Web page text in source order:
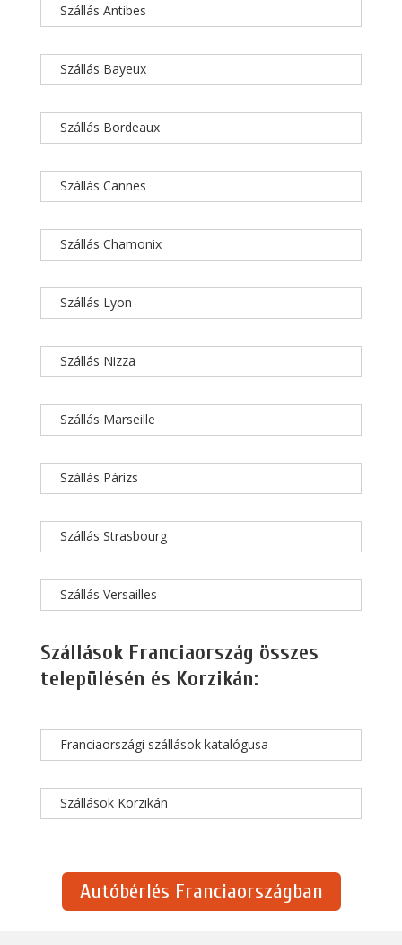
Szállás Antibes
Szállás Bayeux
Szállás Bordeaux
Szállás Cannes
Szállás Chamonix
Szállás Lyon
Szállás Nizza
Szállás Marseille
Szállás Párizs
Szállás Strasbourg
Szállás Versailles
Szállások Franciaország összes
településén és Korzikán:
Franciaországi szállások katalógusa
Szállások Korzikán
Autóbérlés Franciaországban